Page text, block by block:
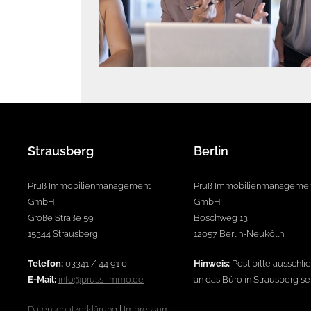
Strausberg
Pruß Immobilienmanagement
GmbH
Große Straße 59
15344 Strausberg
Telefon: 03341 / 44 91 0
E-Mail: info@pruss-immo.de
Berlin
Pruß
GmbH
Boschweg 13
12057 Berlin-Neukölln
Hinweis: Post bitte
an das Büro in Strausberg